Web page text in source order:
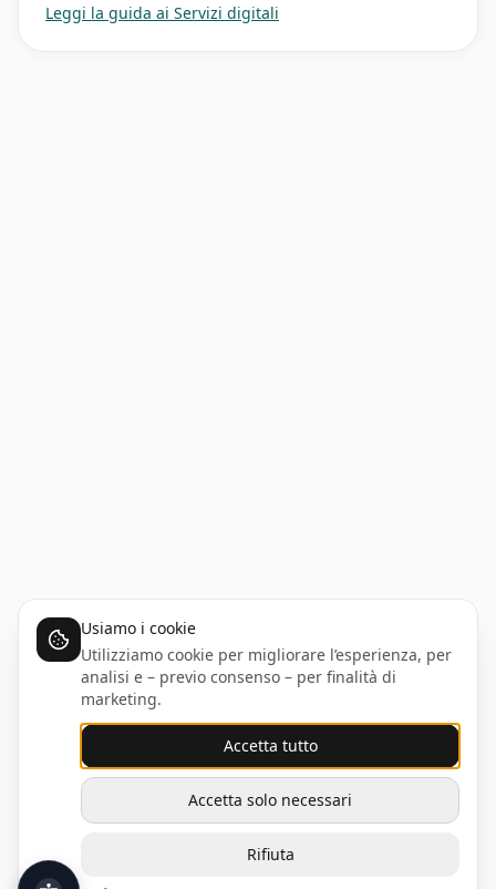
Leggi la guida ai Servizi digitali
Usiamo i cookie
Utilizziamo cookie per migliorare l’esperienza, per
analisi e – previo consenso – per finalità di
marketing.
Accetta tutto
Accetta solo necessari
Rifiuta